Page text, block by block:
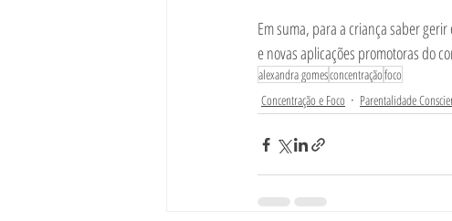
Em suma, para a criança saber
e novas aplicações promotoras do
alexandra gomesconcentraçãofoco
Concentração e Foco
Parentalidade